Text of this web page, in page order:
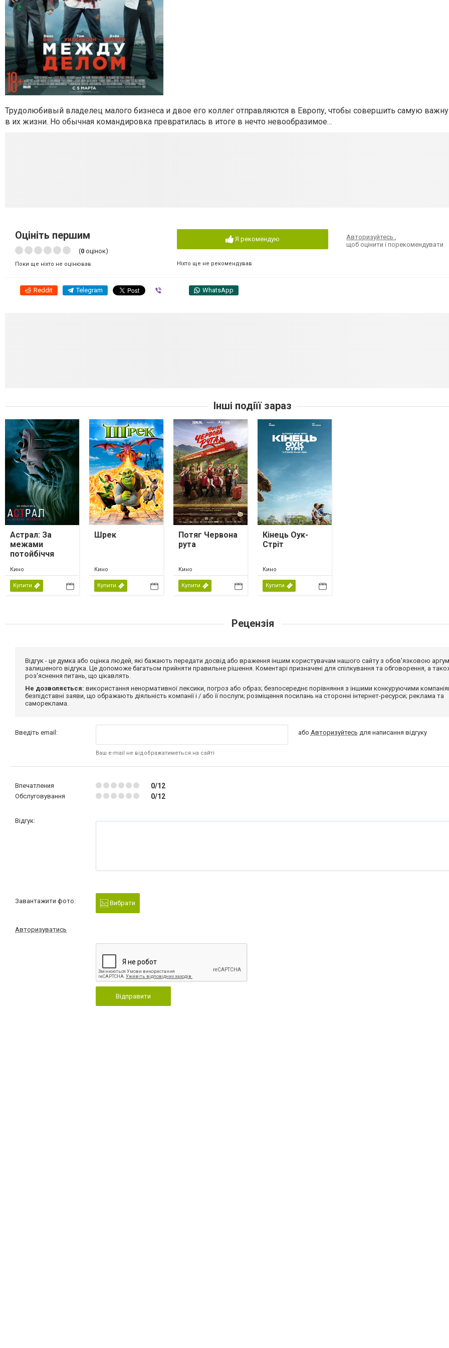
Трудолюбивый владелец малого бизнеса и двое его коллег отправляются в Европу, чтобы совершить самую
в их жизни. Но обычная командировка превратилась в итоге в нечто невообразимое…
Оцініть першим
(0 оцінок)
Поки ще ніхто не оцінював
Я рекомендую
Ніхто ще не рекомендував
Авторизуйтесь
щоб оцінити і порекомендувати
Reddit Telegram WhatsApp
Інші подіїї зараз
Астрал: За
межами
потойбіччя
Кино
Купити
Шрек
Кино
Купити
Потяг Червона
рута
Кино
Купити
Кінець Оук-
Стріт
Кино
Купити
Рецензія
Відгук - це думка або оцінка людей, які бажають передати досвід або враження іншим користувачам нашого сайту з обов'язковою
залишеного відгука. Це допоможе багатьом прийняти правильне рішення. Коментарі призначені для спілкування та обговорення, а
роз'яснення питань, що цікавлять.
Не дозволяється: використання ненормативної лексики, погроз або образ; безпосереднє порівняння з іншими конкуруючими
безпідставні заяви, що ображають діяльність компанії і / або її послуги; розміщення посилань на сторонні інтернет-ресурси; реклама та
самореклама.
Введіть email:
Ваш e-mail не відображатиметься на сайті
або Авторизуйтесь для написання відгуку
Впечатления 0/12
Обслуговування 0/12
Відгук:
Завантажити фото: Вибрати
Авторизуватись
Відправити